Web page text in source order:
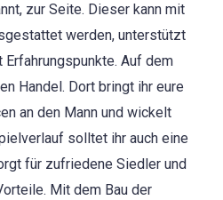
zur Seite. Dieser kann mit
werden, unterstützt
Auf dem
Handel. Dort bringt ihr eure
an den Mann und wickelt
solltet ihr auch eine
für zufriedene Siedler und
Mit dem Bau der